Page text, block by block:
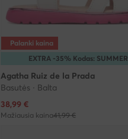
EXTRA -35% Kodas: SUMMER
Palanki kaina
Agatha Ruiz de la Prada
Basutės · Balta
Dabartinė kaina
38,99 €
Mažiausia kaina41,99 €